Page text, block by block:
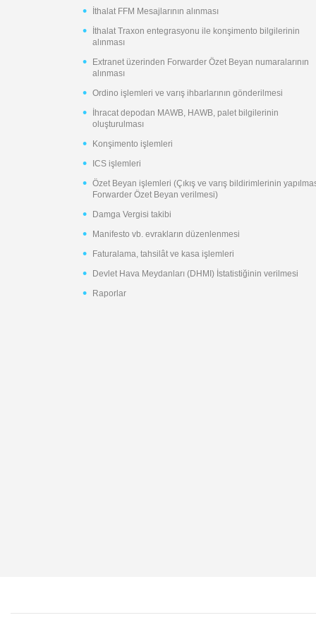
İthalat FFM Mesajlarının alınması
İthalat Traxon entegrasyonu ile konşimento bilgilerinin
alınması
Extranet üzerinden Forwarder Özet Beyan numaralarının
alınması
Ordino işlemleri ve varış ihbarlarının gönderilmesi
İhracat depodan MAWB, HAWB, palet bilgilerinin
oluşturulması
Konşimento işlemleri
ICS işlemleri
Özet Beyan işlemleri (Çıkış ve varış bildirimlerinin
Forwarder Özet Beyan verilmesi)
Damga Vergisi takibi
Manifesto vb. evrakların düzenlenmesi
Faturalama, tahsilât ve kasa işlemleri
Devlet Hava Meydanları (DHMI) İstatistiğinin verilmesi
Raporlar